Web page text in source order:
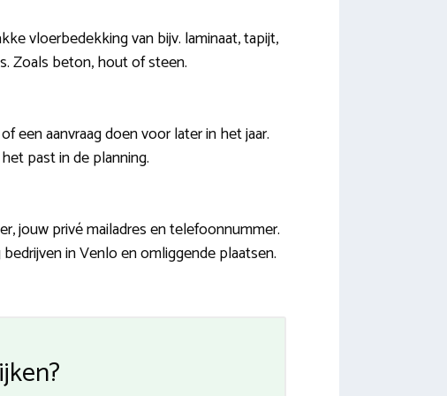
vloerbedekking van bijv. laminaat, tapijt,
Zoals beton, hout of steen.
een aanvraag doen voor later in het jaar.
past in de planning.
jouw privé mailadres en telefoonnummer.
in Venlo en omliggende plaatsen.